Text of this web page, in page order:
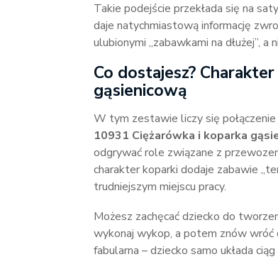
Takie podejście przekłada się na
daje natychmiastową informację
ulubionymi „zabawkami na dłużej”,
Co dostajesz?
gąsienicową
W tym zestawie liczy się
10931 Ciężarówka i koparka
odgrywać role związane z
charakter koparki dodaje zabawie
trudniejszym miejscu pracy.
Możesz zachęcać dziecko do
wykonaj wykop, a potem znów
fabularna – dziecko samo układa